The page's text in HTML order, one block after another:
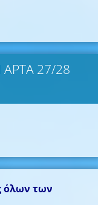
ΑΡΤΑ 27/28
των